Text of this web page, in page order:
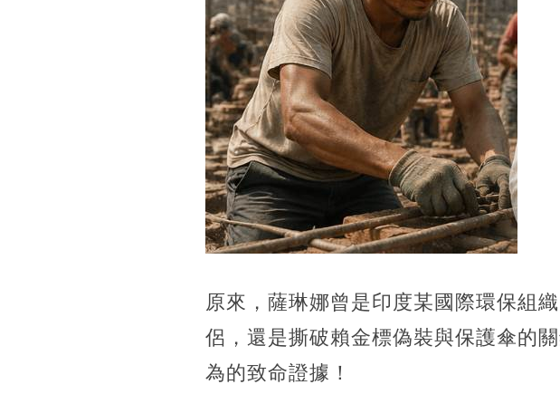
原來，薩琳娜曾是印度某國際環保組
侶，還是撕破賴金標偽裝與保護傘的
為的致命證據！